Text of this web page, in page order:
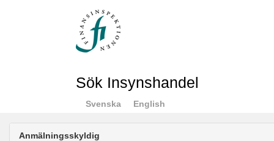
Sök Insynshandel
Svenska English
Anmälningsskyldig